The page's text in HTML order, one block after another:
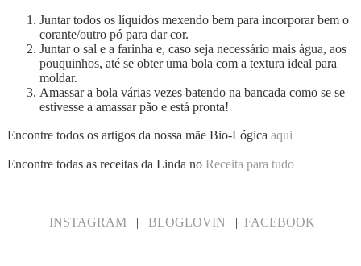
Juntar todos os líquidos mexendo bem para incorporar bem o
corante/outro pó para dar cor.
Juntar o sal e a farinha e, caso seja necessário mais água, aos
pouquinhos, até se obter uma bola com a textura ideal para
moldar.
Amassar a bola várias vezes batendo na bancada como se se
estivesse a amassar pão e está pronta!
Encontre todos os artigos da nossa mãe Bio-Lógica aqui
Encontre todas as receitas da Linda no Receita para tudo
INSTAGRAM| BLOGLOVIN | FACEBOOK